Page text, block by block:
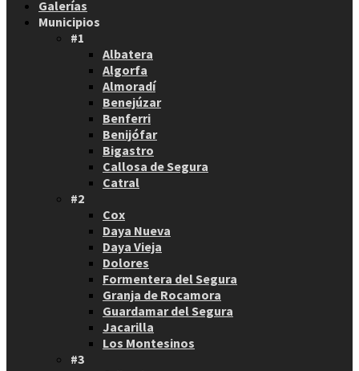
Galerías
Municipios
#1
Albatera
Algorfa
Almoradí
Benejúzar
Benferri
Benijófar
Bigastro
Callosa de Segura
Catral
#2
Cox
Daya Nueva
Daya Vieja
Dolores
Formentera del Segura
Granja de Rocamora
Guardamar del Segura
Jacarilla
Los Montesinos
#3